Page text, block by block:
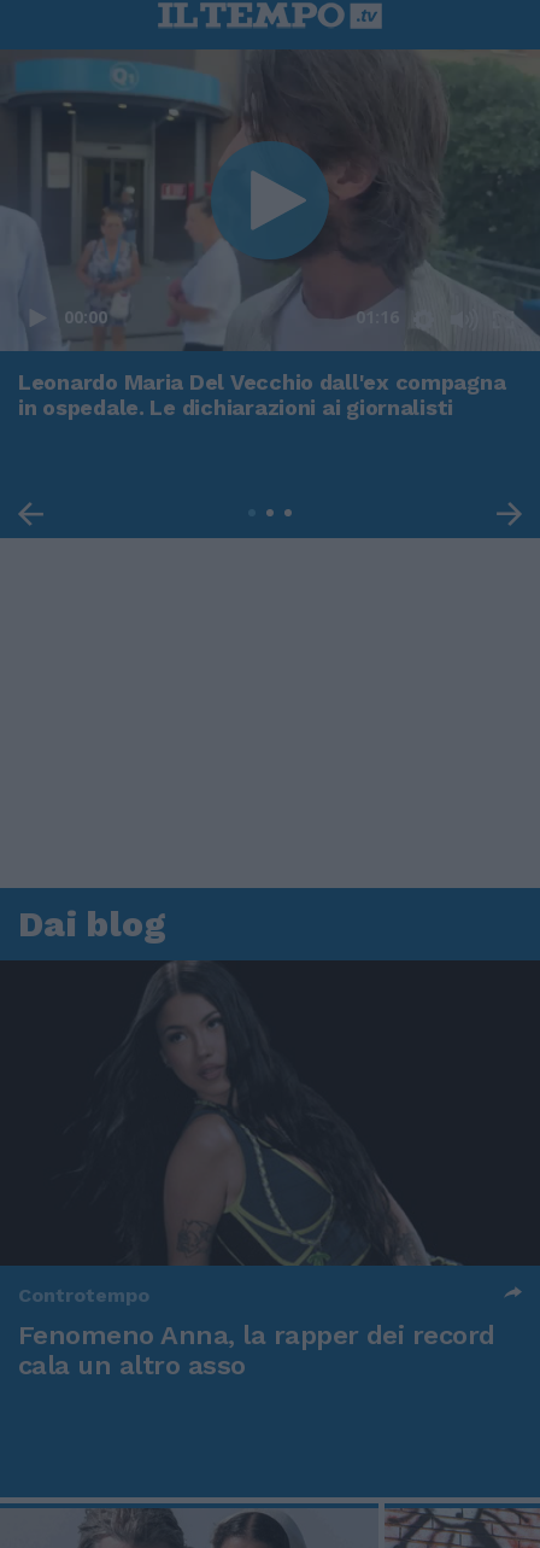
00:00 01:16
Leonardo Maria Del Vecchio dall'ex compagna
in ospedale. Le dichiarazioni ai giornalisti
Dai blog
Controtempo
Fenomeno Anna, la rapper dei record
cala un altro asso